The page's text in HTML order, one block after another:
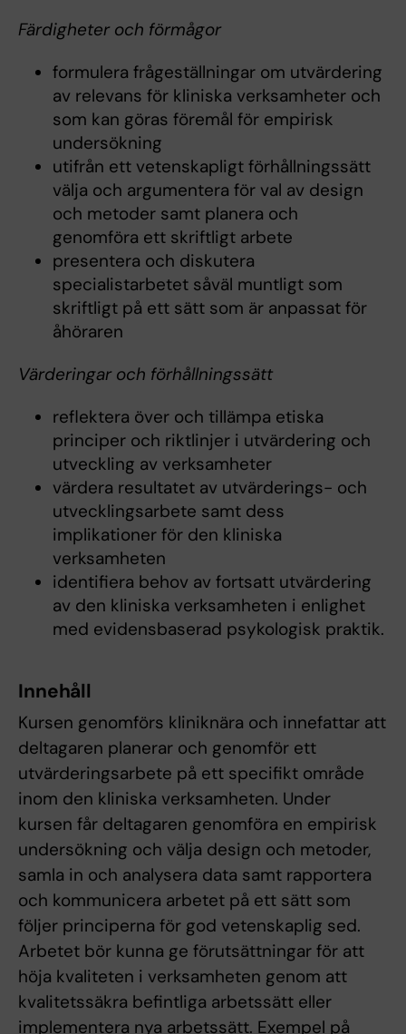
Färdigheter och förmågor
formulera frågeställningar om utvärdering
av relevans för kliniska verksamheter och
som kan göras föremål för empirisk
undersökning
utifrån ett vetenskapligt förhållningssätt
välja och argumentera för val av design
och metoder samt planera och
genomföra ett skriftligt arbete
presentera och diskutera
specialistarbetet såväl muntligt som
skriftligt på ett sätt som är anpassat för
åhöraren
Värderingar och förhållningssätt
reflektera över och tillämpa etiska
principer och riktlinjer i utvärdering och
utveckling av verksamheter
värdera resultatet av utvärderings- och
utvecklingsarbete samt dess
implikationer för den kliniska
verksamheten
identifiera behov av fortsatt utvärdering
av den kliniska verksamheten i enlighet
med evidensbaserad psykologisk praktik.
Innehåll
Kursen genomförs kliniknära och innefattar att
deltagaren planerar och genomför ett
utvärderingsarbete på ett specifikt område
inom den kliniska verksamheten. Under
kursen får deltagaren genomföra en empirisk
undersökning och välja design och metoder,
samla in och analysera data samt rapportera
och kommunicera arbetet på ett sätt som
följer principerna för god vetenskaplig sed.
Arbetet bör kunna ge förutsättningar för att
höja kvaliteten i verksamheten genom att
kvalitetssäkra befintliga arbetssätt eller
implementera nya arbetssätt. Exempel på